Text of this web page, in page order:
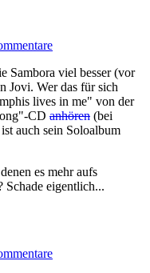
Sambora viel besser (vor
Jovi. Wer das für sich
lives in me" von der
CD anhören (bei
auch sein Soloalbum
es mehr aufs
Schade eigentlich...